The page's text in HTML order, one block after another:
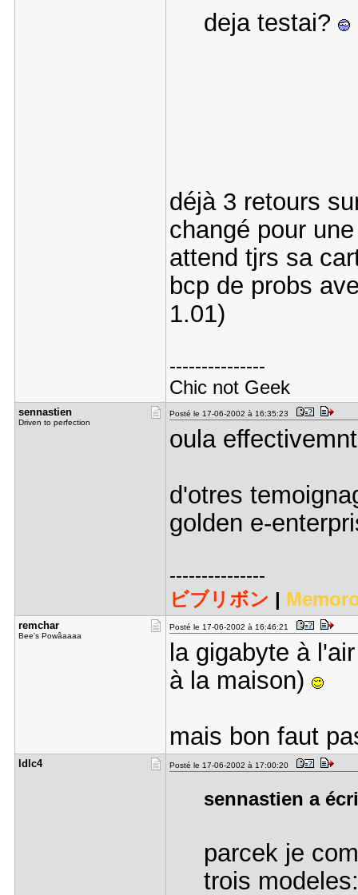
deja testai?
déjà 3 retours
changé pour
attend tjrs sa
bcp de probs
1.01)
---------------
Chic not Geek
sennastien
Driven to perfection
Posté le 17-06-2002 à 16:35:23
oula
d'otres
golden e-
---------------
ビブリボン |
remchar
Bee's Powâaaaa
Posté le 17-06-2002 à 16:46:21
la gigabyte à
à la maison)
mais bon faut
ldlc4 Posté le 17-06-2002 à 17:00:20
sennastien a
parcek je
trois